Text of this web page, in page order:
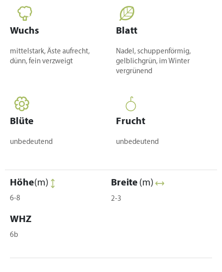
Wuchs
mittelstark, Äste aufrecht,
dünn, fein verzweigt
Blatt
Nadel, schuppenförmig,
gelblichgrün, im Winter
vergrünend
Blüte
unbedeutend
Frucht
unbedeutend
Höhe(m)
6-8
Breite (m)
2-3
WHZ
6b